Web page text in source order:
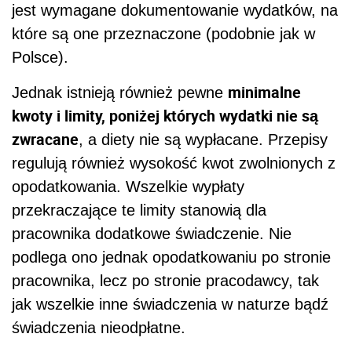
jest wymagane dokumentowanie wydatków, na
które są one przeznaczone (podobnie jak w
Polsce).
Jednak istnieją również pewne minimalne
kwoty i limity, poniżej których wydatki nie są
zwracane, a diety nie są wypłacane. Przepisy
regulują również wysokość kwot zwolnionych z
opodatkowania. Wszelkie wypłaty
przekraczające te limity stanowią dla
pracownika dodatkowe świadczenie. Nie
podlega ono jednak opodatkowaniu po stronie
pracownika, lecz po stronie pracodawcy, tak
jak wszelkie inne świadczenia w naturze bądź
świadczenia nieodpłatne.